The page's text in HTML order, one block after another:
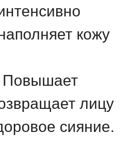
кожу
Повышает
лицу
сияние.